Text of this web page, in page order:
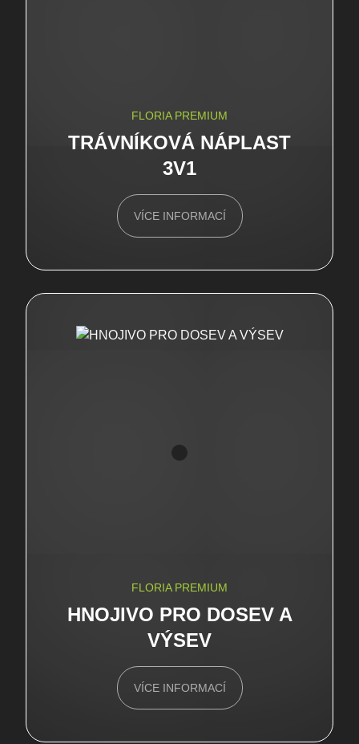
FLORIA PREMIUM
TRÁVNÍKOVÁ NÁPLAST
3V1
VÍCE INFORMACÍ
FLORIA PREMIUM
HNOJIVO PRO DOSEV A
VÝSEV
VÍCE INFORMACÍ